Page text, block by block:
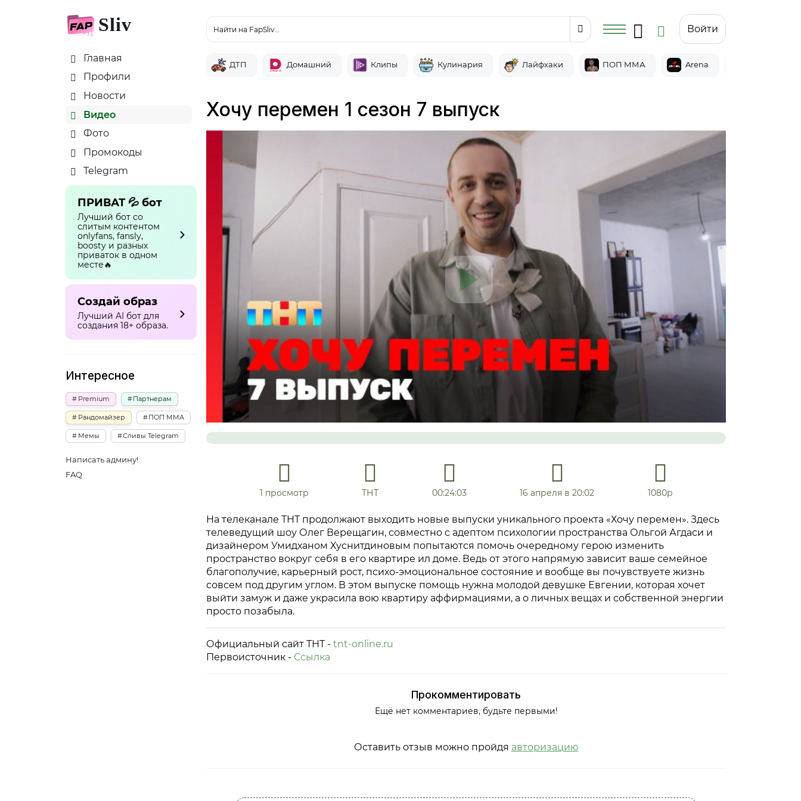
Sliv
Главная
Профили
Новости
Видео
Фото
Промокоды
Telegram
ПРИВАТ 💦 бот
Лучший бот со
слитым контентом
onlyfans, fansly,
boosty и разных
приваток в одном
месте🔥
Создай образ
Лучший AI бот для
создания 18+ образа.
Интересное
Premium Партнерам
Рандомайзер ПОП ММА
Мемы Сливы Telegram
Написать админу!
FAQ
Найти на FapSliv… Войти
ДТП Домашний Клипы Кулинария Лайфхаки ПОП ММА Arena
Хочу перемен 1 сезон 7 выпуск
1 просмотр ТНТ 00:24:03 16 апреля в 20:02 1080р
На телеканале ТНТ продолжают выходить новые выпуски уникального проекта «Хочу перемен». Здесь
телеведущий шоу Олег Верещагин, совместно с адептом психологии пространства Ольгой Агдаси и
дизайнером Умидханом Хуснитдиновым попытаются помочь очередному герою изменить
пространство вокруг себя в его квартире ил доме. Ведь от этого напрямую зависит ваше семейное
благополучие, карьерный рост, психо-эмоциональное состояние и вообще вы почувствуете жизнь
совсем под другим углом. В этом выпуске помощь нужна молодой девушке Евгении, которая хочет
выйти замуж и даже украсила вою квартиру аффирмациями, а о личных вещах и собственной энергии
просто позабыла.
Официальный сайт ТНТ - tnt-online.ru
Первоисточник - Ссылка
Прокомментировать
Ещё нет комментариев, будьте первыми!
Оставить отзыв можно пройдя авторизацию